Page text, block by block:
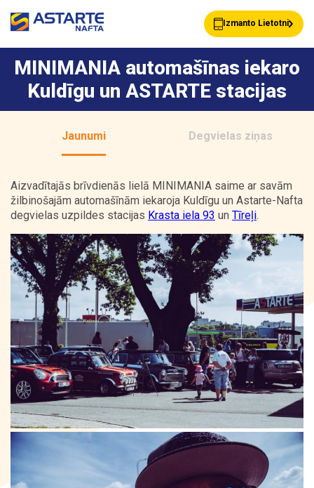
Izmanto Lietotni
Akcijas Jaunumi
Uzpildes stacijas
Pakalpojumi Astarte Bizness
Vairumtirdzniecība Par ASTARTE
Kontakti
MINIMANIA automašīnas iekaro
Kuldīgu un ASTARTE stacijas
Jaunumi Degvielas ziņas
Aizvadītajās brīvdienās lielā MINIMANIA saime ar savām
žilbinošajām automašīnām iekaroja Kuldīgu un Astarte-Nafta
degvielas uzpildes stacijas Krasta iela 93 un Tīreļi.